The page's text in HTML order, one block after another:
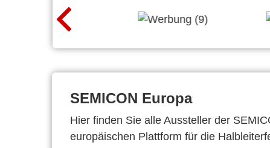
SEMICON Europa
Hier finden Sie alle Aussteller der
europäischen Plattform für die